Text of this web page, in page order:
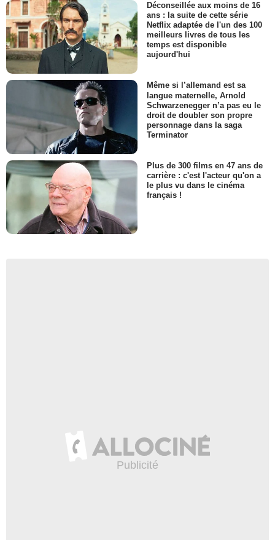
Déconseillée aux moins de 16
ans : la suite de cette série
Netflix adaptée de l'un des 100
meilleurs livres de tous les
temps est disponible
aujourd'hui
Même si l’allemand est sa
langue maternelle, Arnold
Schwarzenegger n’a pas eu le
droit de doubler son propre
personnage dans la saga
Terminator
Plus de 300 films en 47 ans de
carrière : c'est l'acteur qu'on a
le plus vu dans le cinéma
français !